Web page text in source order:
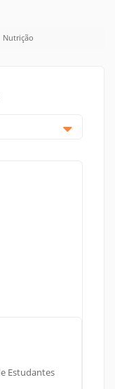
Nutrição
Estudantes